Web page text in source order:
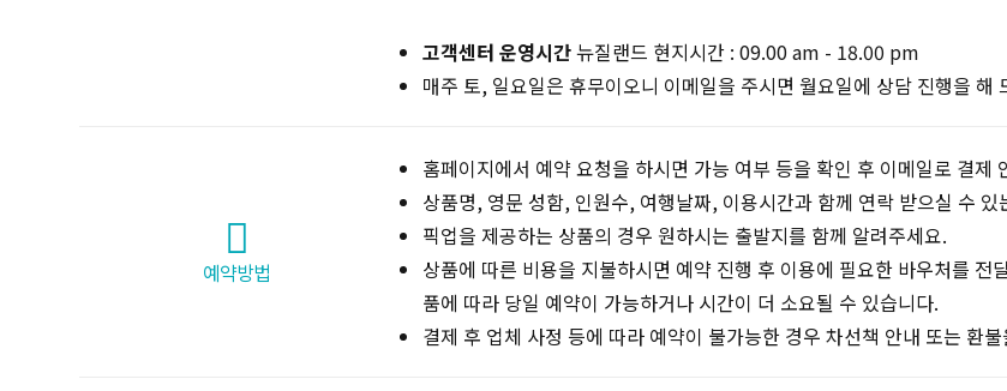
고객센터 운영시간뉴질랜드 현지시간 : 09.00 am - 18.00 pm
매주 토, 일요일은 휴무이오니 이메일을 주시면 월요일에 상담 진행을 해
예약방법
홈페이지에서 예약 요청을 하시면 가능 여부 등을 확인 후 이메일로 결제
상품명, 영문 성함, 인원수, 여행날짜, 이용시간과 함께 연락 받으실 수 있
픽업을 제공하는 상품의 경우 원하시는 출발지를 함께 알려주세요.
상품에 따른 비용을 지불하시면 예약 진행 후 이용에 필요한 바우처를
품에 따라 당일 예약이 가능하거나 시간이 더 소요될 수 있습니다.
결제 후 업체 사정 등에 따라 예약이 불가능한 경우 차선책 안내 또는 환